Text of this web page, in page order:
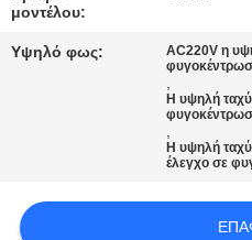
ΕΙΔΉΣΕΙΣ
ΥΠΟΘΈΣΕΙΣ
μοντέλου:
Υψηλό φως:
AC220V η
,
Η υψηλή
,
Η υψηλή
έλεγχο σε